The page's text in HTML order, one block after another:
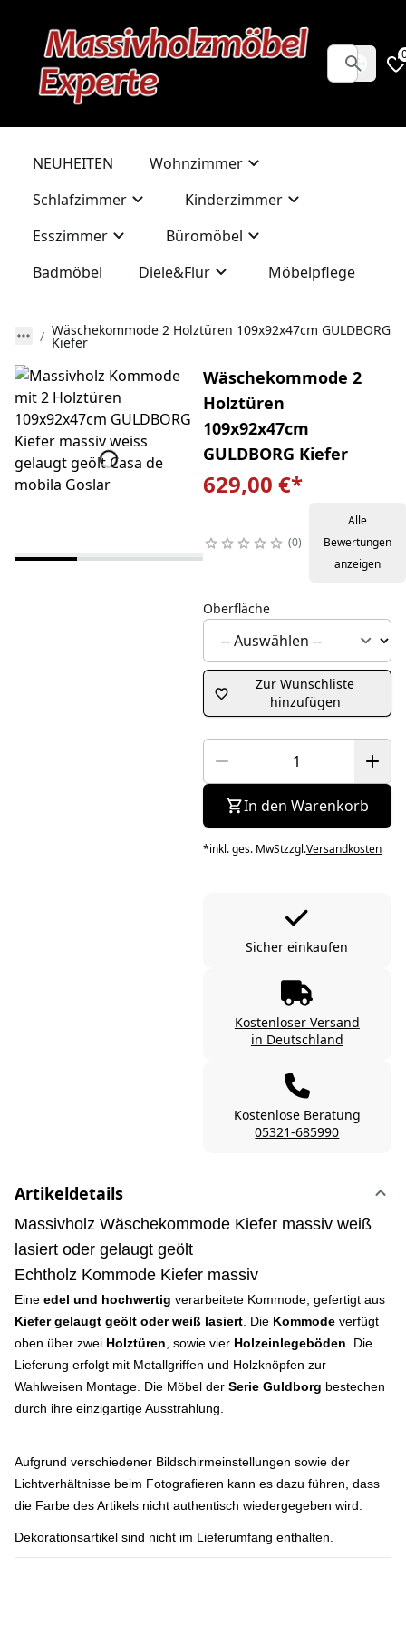
NEUHEITEN
Wohnzimmer
Schlafzimmer
Kinderzimmer
Esszimmer
Büromöbel
Badmöbel
Diele&Flur Möbelpflege
Wäschekommode 2 Holztüren 109x92x47cm GULDBORG
Kiefer
Wäschekommode 2
Holztüren
109x92x47cm
GULDBORG Kiefer
629,00 €*
0
Alle
Bewertungen
anzeigen
Oberfläche
Zur Wunschliste
hinzufügen
In den Warenkorb
*inkl. ges. MwStzzgl.Versandkosten
Sicher einkaufen
Kostenloser Versand
in Deutschland
Kostenlose Beratung
05321-685990
Artikeldetails
Massivholz Wäschekommode Kiefer massiv weiß
lasiert oder gelaugt geölt
Echtholz Kommode Kiefer massiv
Eine edel und hochwertig verarbeitete Kommode, gefertigt aus
Kiefer gelaugt geölt oder weiß lasiert . Die Kommode verfügt
oben über zwei Holztüren , sowie vier Holzeinlegeböden . Die
Lieferung erfolgt mit Metallgriffen und Holzknöpfen zur
Wahlweisen Montage. Die Möbel der Serie Guldborg bestechen
durch ihre einzigartige Ausstrahlung.
Aufgrund verschiedener Bildschirmeinstellungen sowie der
Lichtverhältnisse beim Fotografieren kann es dazu führen, dass
die Farbe des Artikels nicht authentisch wiedergegeben wird.
Dekorationsartikel sind nicht im Lieferumfang enthalten.